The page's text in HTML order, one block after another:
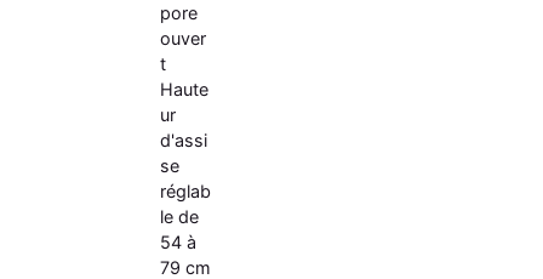
pore
ouver
t
Haute
ur
d'assi
se
réglab
le de
54 à
79 cm